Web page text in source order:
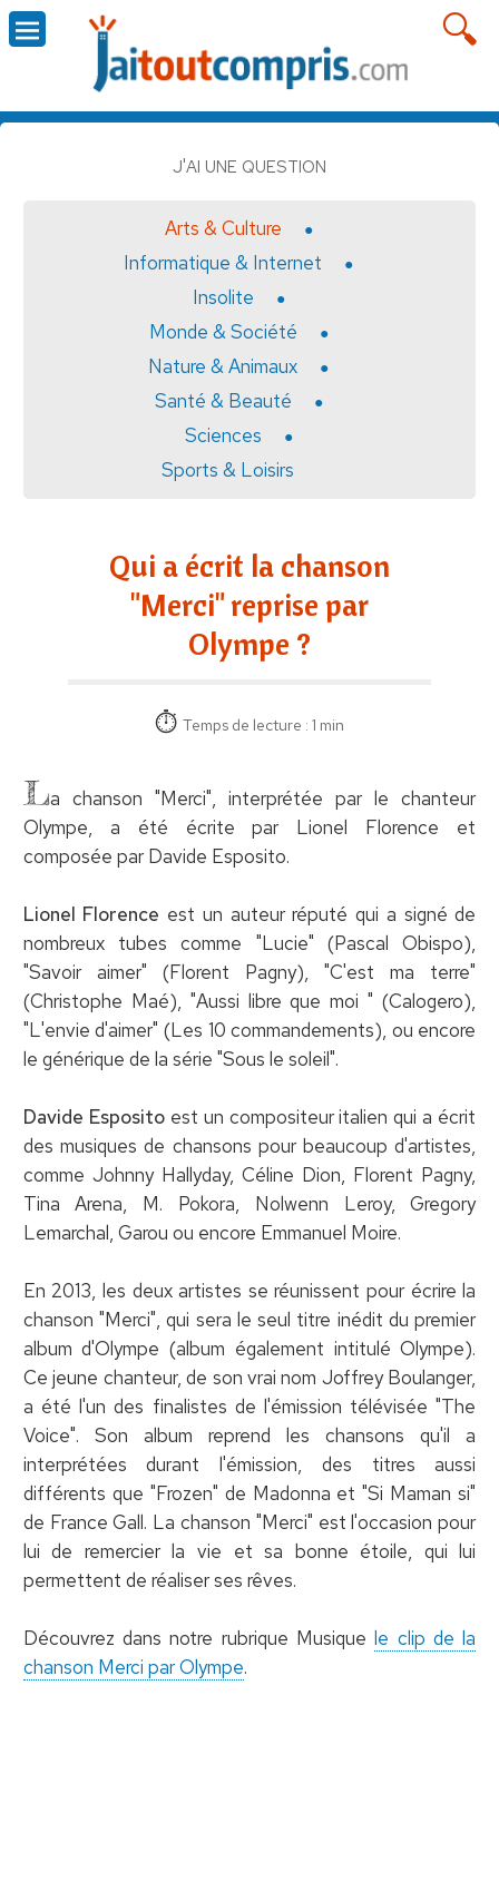
J'AI UNE QUESTION
Arts & Culture
Informatique & Internet
Insolite
Monde & Société
Nature & Animaux
Santé & Beauté
Sciences
Sports & Loisirs
Qui a écrit la chanson
"Merci" reprise par
Olympe ?
Temps de lecture : 1 min
La chanson "Merci", interprétée par le chanteur
Olympe, a été écrite par Lionel Florence et
composée par Davide Esposito.
Lionel Florence est un auteur réputé qui a signé de
nombreux tubes comme "Lucie" (Pascal Obispo),
"Savoir aimer" (Florent Pagny), "C'est ma terre"
(Christophe Maé), "Aussi libre que moi " (Calogero),
"L'envie d'aimer" (Les 10 commandements), ou encore
le générique de la série "Sous le soleil".
Davide Espositoest un compositeur italien qui a écrit
des musiques de chansons pour beaucoup d'artistes,
comme Johnny Hallyday, Céline Dion, Florent Pagny,
Tina Arena, M. Pokora, Nolwenn Leroy, Gregory
Lemarchal, Garou ou encore Emmanuel Moire.
En 2013, les deux artistes se réunissent pour écrire la
chanson "Merci", qui sera le seul titre inédit du premier
album d'Olympe (album également intitulé Olympe).
Ce jeune chanteur, de son vrai nom Joffrey Boulanger,
a été l'un des finalistes de l'émission télévisée "The
Voice". Son album reprend les chansons qu'il a
interprétées durant l'émission, des titres aussi
différents que "Frozen" de Madonna et "Si Maman si"
de France Gall. La chanson "Merci" est l'occasion pour
lui de remercier la vie et sa bonne étoile, qui lui
permettent de réaliser ses rêves.
Découvrez dans notre rubrique Musiquele clip de la
chanson Merci par Olympe.